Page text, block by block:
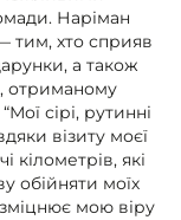
Наріман
тим, хто сприяв
а також
отриманому
сірі, рутинні
візиту моєї
кілометрів, які
обійняти моїх
мою віру